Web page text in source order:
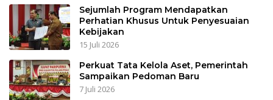
Sejumlah Program Mendapatkan
Perhatian Khusus Untuk Penyesuaian
Kebijakan
15 Juli 2026
Perkuat Tata Kelola Aset, Pemerintah
Sampaikan Pedoman Baru
7 Juli 2026